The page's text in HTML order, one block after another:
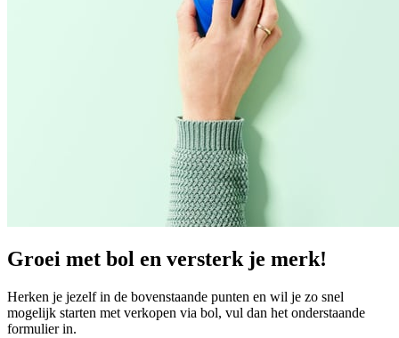
Groei met bol en versterk je merk!
Herken je jezelf in de bovenstaande punten en wil je zo snel
mogelijk starten met verkopen via bol, vul dan het onderstaande
formulier in.